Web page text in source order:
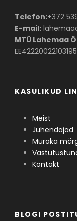
Telefon:+372
E-mail:
MTÜ Lahemaa
KASULIKUD
Meist
Juhendajad
Muraka
Kontakt
BLOGI